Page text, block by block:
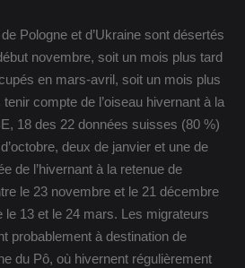
Pologne et d’Ukraine sont désertés
novembre, soit un mois plus tard
en mars-avril, soit un mois plus
compte de l’oiseau hivernant à la
18 des 22 données suisses (80 %)
deux de janvier et une de
de l’hivernant à la retenue de
le 23 novembre et le 21 décembre
le 13 et le 24 mars. Les migrateurs
probablement à destination de
du Pô, où hivernent régulièrement